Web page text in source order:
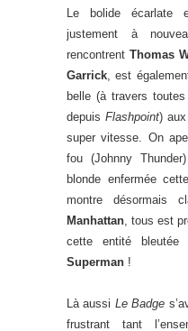
Le bolide écarlate
justement à
rencontrent Thomas
Garrick, est
belle (à travers
depuis Flashpoint)
super vitesse. On
fou (Johnny
blonde enfermée
montre désormais
Manhattan, tous est
cette entité bleutée
Superman !
Là aussi Le Badge
frustrant tant